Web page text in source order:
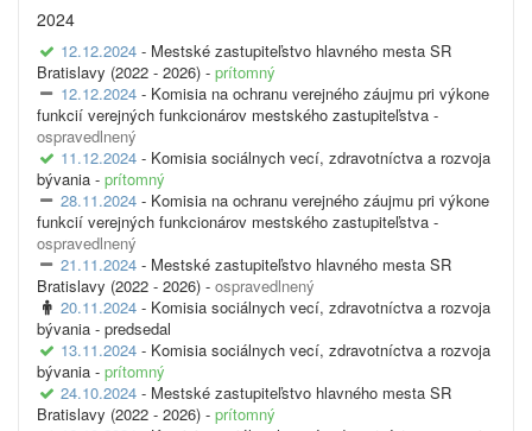
2024
12.12.2024 - Mestské zastupiteľstvo hlavného mesta SR
Bratislavy (2022 - 2026) - prítomný
12.12.2024 - Komisia na ochranu verejného záujmu pri výkone
funkcií verejných funkcionárov mestského zastupiteľstva -
ospravedlnený
11.12.2024 - Komisia sociálnych vecí, zdravotníctva a rozvoja
bývania - prítomný
28.11.2024 - Komisia na ochranu verejného záujmu pri výkone
funkcií verejných funkcionárov mestského zastupiteľstva -
ospravedlnený
21.11.2024 - Mestské zastupiteľstvo hlavného mesta SR
Bratislavy (2022 - 2026) - ospravedlnený
20.11.2024 - Komisia sociálnych vecí, zdravotníctva a rozvoja
bývania - predsedal
13.11.2024 - Komisia sociálnych vecí, zdravotníctva a rozvoja
bývania - prítomný
24.10.2024 - Mestské zastupiteľstvo hlavného mesta SR
Bratislavy (2022 - 2026) - prítomný